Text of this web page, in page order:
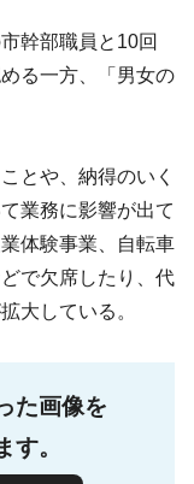
幹部職員と10回
る一方、「男女の
とや、納得のいく
業務に影響が出て
体験事業、自転車
で欠席したり、代
大している。
た画像を
す。